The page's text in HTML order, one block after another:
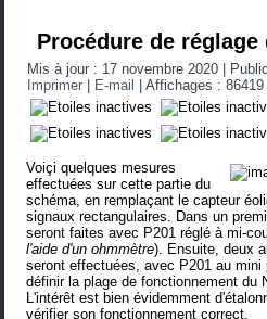
Procédure de réglage
Mis à jour : 17 novembre 2020
Imprimer
E-mail |Affichages : 86419
Voiçi quelques mesures
effectuées sur cette partie du
schéma, en remplaçant le capteur
signaux rectangulaires. Dans un
seront faites avec P201 réglé à mi-
l'aide d'un ohmmètre). Ensuite, deux
seront effectuées, avec P201 au
définir la plage de fonctionnement du
L'intérêt est bien évidemment
vérifier son fonctionnement correct.